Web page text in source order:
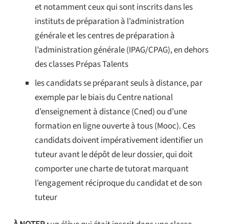
et notamment ceux qui sont inscrits dans les
instituts de préparation à l’administration
générale et les centres de préparation à
l’administration générale (IPAG/CPAG), en dehors
des classes Prépas Talents
les candidats se préparant seuls à distance, par
exemple par le biais du Centre national
d’enseignement à distance (Cned) ou d’une
formation en ligne ouverte à tous (Mooc). Ces
candidats doivent impérativement identifier un
tuteur avant le dépôt de leur dossier, qui doit
comporter une charte de tutorat marquant
l’engagement réciproque du candidat et de son
tuteur